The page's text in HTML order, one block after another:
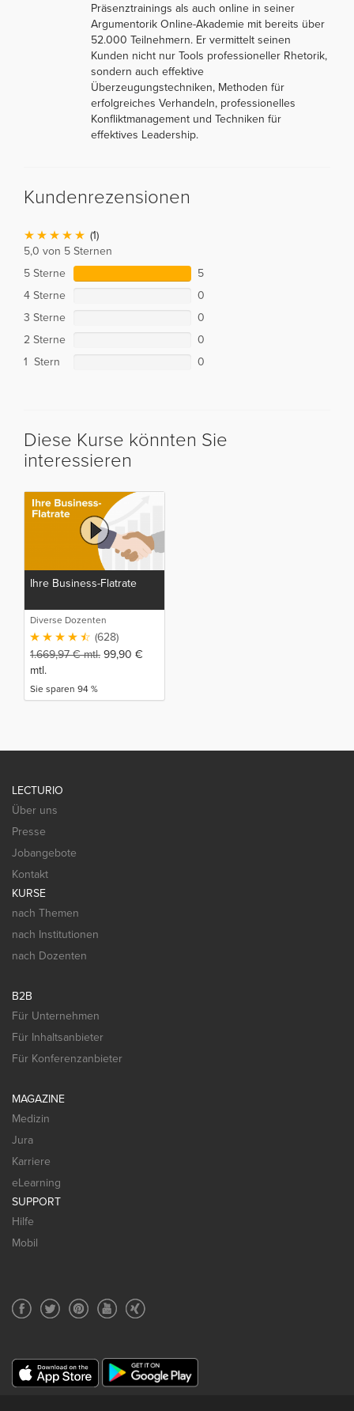
Präsenztrainings als auch online in seiner
Argumentorik Online-Akademie mit bereits über
52.000 Teilnehmern. Er vermittelt seinen
Kunden nicht nur Tools professioneller Rhetorik,
sondern auch effektive
Überzeugungstechniken, Methoden für
erfolgreiches Verhandeln, professionelles
Konfliktmanagement und Techniken für
effektives Leadership.
Kundenrezensionen
(1)
5,0 von 5 Sternen
5 Sterne
5
4 Sterne
0
3 Sterne
0
2 Sterne
0
1 Stern
0
Diese Kurse könnten Sie
interessieren
Ihre Business-Flatrate
Diverse Dozenten
(628)
1.669,97€mtl. 99,90 €
mtl.
Sie sparen 94 %
LECTURIO
Über uns
Presse
Jobangebote
Kontakt
KURSE
nach Themen
nach Institutionen
nach Dozenten
B2B
Für Unternehmen
Für Inhaltsanbieter
Für Konferenzanbieter
MAGAZINE
Medizin
Jura
Karriere
eLearning
SUPPORT
Hilfe
Mobil